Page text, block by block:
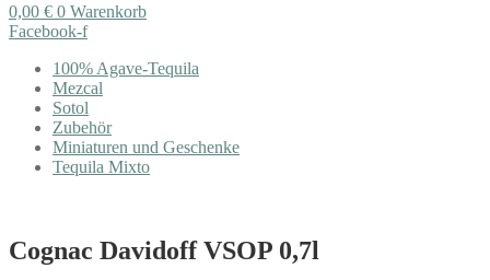
0,00 € 0 Warenkorb
Facebook-f
100% Agave-Tequila
Mezcal
Sotol
Zubehör
Miniaturen und Geschenke
Tequila Mixto
Cognac Davidoff VSOP 0,7l